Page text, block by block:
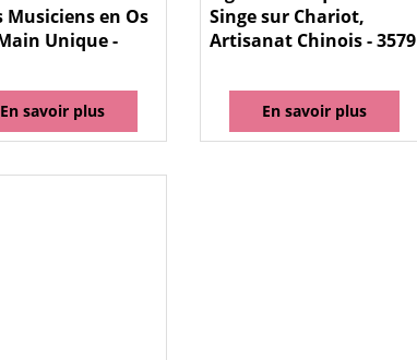
Musiciens en Os
Unique -
En savoir plus
Singe sur Chariot,
Artisanat Chinois - 3579
En savoir plus